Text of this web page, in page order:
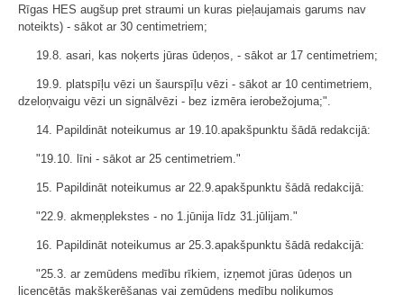
Rīgas HES augšup pret straumi un kuras pieļaujamais garums nav
noteikts) - sākot ar 30 centimetriem;
19.8. asari, kas noķerts jūras ūdeņos, - sākot ar 17 centimetriem;
19.9. platspīļu vēzi un šaurspīļu vēzi - sākot ar 10 centimetriem,
dzeloņvaigu vēzi un signālvēzi - bez izmēra ierobežojuma;".
14. Papildināt noteikumus ar 19.10.apakšpunktu šādā redakcijā:
"19.10. līni - sākot ar 25 centimetriem."
15. Papildināt noteikumus ar 22.9.apakšpunktu šādā redakcijā:
"22.9. akmeņplekstes - no 1.jūnija līdz 31.jūlijam."
16. Papildināt noteikumus ar 25.3.apakšpunktu šādā redakcijā:
"25.3. ar zemūdens medību rīkiem, izņemot jūras ūdeņos un
licencētās makšķerēšanas vai zemūdens medību nolikumos